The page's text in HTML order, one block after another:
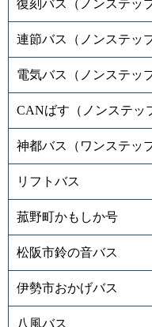
復刻バス（ノンステッ
連節バス（ノンステッ
電気バス（ノンステッ
CANばす（ノンステッ
神都バス（ワンステッ
リフトバス
菰野町かもしか号
松阪市鈴の音バス
伊勢市おかげバス
八風バス